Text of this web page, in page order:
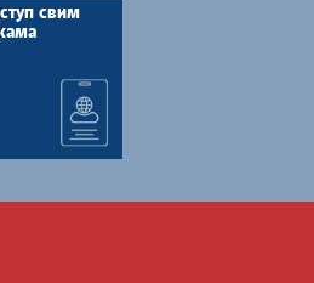
свим